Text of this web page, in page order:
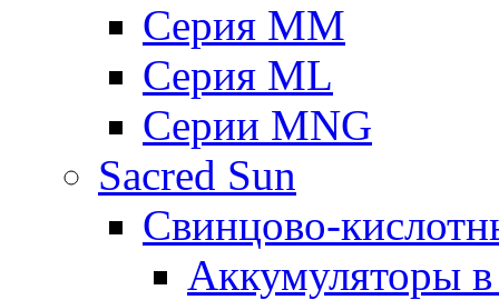
Серия MM
Серия ML
Серии MNG
Sacred Sun
Свинцово-
Аккумуляторы